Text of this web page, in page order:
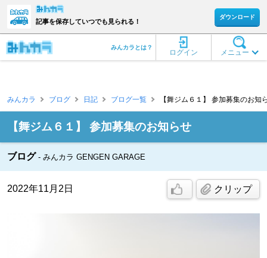
記事を保存していつでも見られる！
ダウンロード
メニュー
ログイン
みんカラとは？
みんカラ ブログ 日記 ブログ一覧 【舞ジム６１】 参加募集のお知
【舞ジム６１】 参加募集のお知らせ
ブログ みんカラ GENGEN GARAGE
2022年11月2日 クリップ